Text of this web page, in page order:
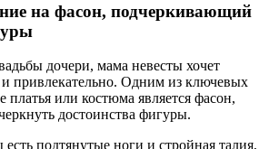
на фасон, подчеркивающий
дочери, мама невесты хочет
и привлекательно. Одним из ключевых
или костюма является фасон,
достоинства фигуры.
подтянутые ноги и стройная талия,